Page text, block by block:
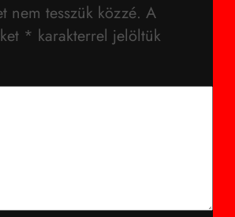
nem tesszük közzé. A
* karakterrel jelöltük